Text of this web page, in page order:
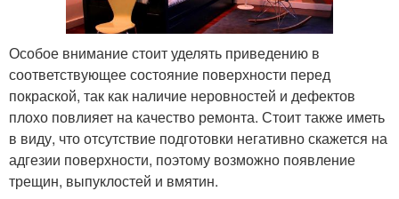
Особое внимание стоит уделять приведению в
соответствующее состояние поверхности перед
покраской, так как наличие неровностей и дефектов
плохо повлияет на качество ремонта. Стоит также иметь
в виду, что отсутствие подготовки негативно скажется на
адгезии поверхности, поэтому возможно появление
трещин, выпуклостей и вмятин.